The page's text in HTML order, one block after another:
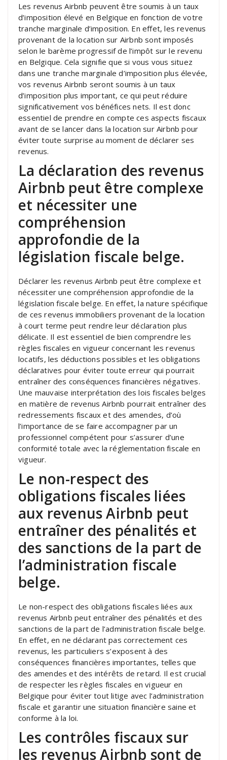
Les revenus Airbnb peuvent être soumis à un taux
d’imposition élevé en Belgique en fonction de votre
tranche marginale d’imposition. En effet, les revenus
provenant de la location sur Airbnb sont imposés
selon le barème progressif de l’impôt sur le revenu
en Belgique. Cela signifie que si vous vous situez
dans une tranche marginale d’imposition plus élevée,
vos revenus Airbnb seront soumis à un taux
d’imposition plus important, ce qui peut réduire
significativement vos bénéfices nets. Il est donc
essentiel de prendre en compte ces aspects fiscaux
avant de se lancer dans la location sur Airbnb pour
éviter toute surprise au moment de déclarer ses
revenus.
La déclaration des revenus
Airbnb peut être complexe
et nécessiter une
compréhension
approfondie de la
législation fiscale belge.
Déclarer les revenus Airbnb peut être complexe et
nécessiter une compréhension approfondie de la
législation fiscale belge. En effet, la nature spécifique
de ces revenus immobiliers provenant de la location
à court terme peut rendre leur déclaration plus
délicate. Il est essentiel de bien comprendre les
règles fiscales en vigueur concernant les revenus
locatifs, les déductions possibles et les obligations
déclaratives pour éviter toute erreur qui pourrait
entraîner des conséquences financières négatives.
Une mauvaise interprétation des lois fiscales belges
en matière de revenus Airbnb pourrait entraîner des
redressements fiscaux et des amendes, d’où
l’importance de se faire accompagner par un
professionnel compétent pour s’assurer d’une
conformité totale avec la réglementation fiscale en
vigueur.
Le non-respect des
obligations fiscales liées
aux revenus Airbnb peut
entraîner des pénalités et
des sanctions de la part de
l’administration fiscale
belge.
Le non-respect des obligations fiscales liées aux
revenus Airbnb peut entraîner des pénalités et des
sanctions de la part de l’administration fiscale belge.
En effet, en ne déclarant pas correctement ces
revenus, les particuliers s’exposent à des
conséquences financières importantes, telles que
des amendes et des intérêts de retard. Il est crucial
de respecter les règles fiscales en vigueur en
Belgique pour éviter tout litige avec l’administration
fiscale et garantir une situation financière saine et
conforme à la loi.
Les contrôles fiscaux sur
les revenus Airbnb sont de